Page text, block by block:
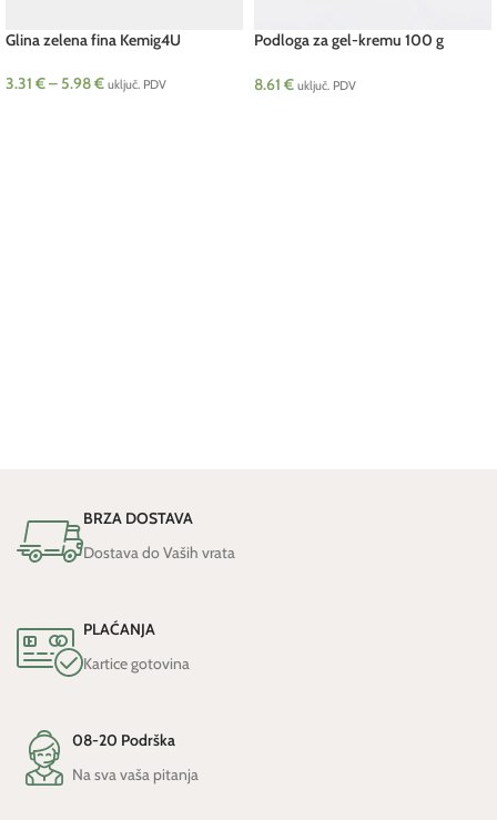
Glina zelena fina Kemig4U
3.31 €– 5.98€ uključ. PDV
Podloga za gel-kremu 100 g
8.61 € uključ. PDV
BRZA DOSTAVA
Dostava do Vaših vrata
PLAĆANJA
Kartice gotovina
08-20 Podrška
Na sva vaša pitanja